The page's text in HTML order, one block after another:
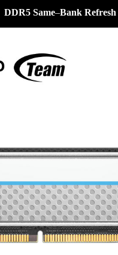
DDR5 Same–Bank Refresh